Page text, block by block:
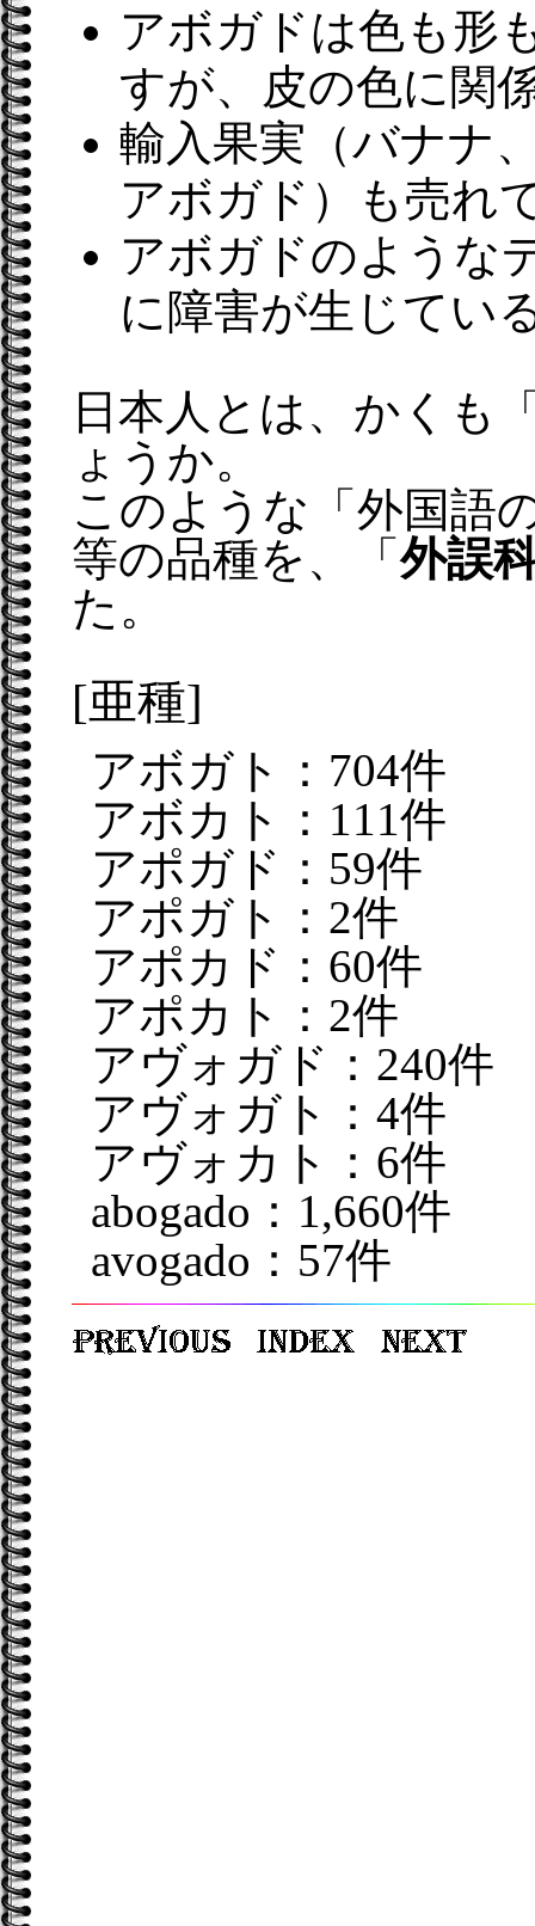
アボガドは色も形
すが、皮の色に関
輸入果実（バナナ
アボガド）も売れ
アボガドのような
に障害が生じてい
日本人とは、かくも
ょうか。
このような「外国語
等の品種を、「外誤
た。
[亜種]
アボガト：704件
アボカト：111件
アポガド：59件
アポガト：2件
アポカド：60件
アポカト：2件
アヴォガド：240件
アヴォガト：4件
アヴォカト：6件
abogado：1,660件
avogado：57件